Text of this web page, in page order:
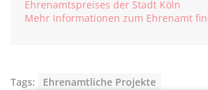
Ehrenamtspreises der Stadt Köln
Mehr Informationen zum Ehrenamt
Tags: Ehrenamtliche Projekte